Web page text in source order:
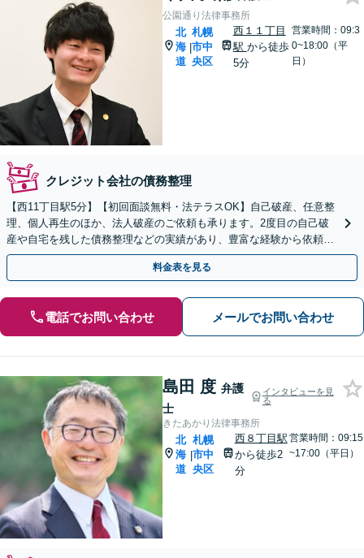
公園通り法律事務所
北
海
道
|
札幌
市中
央区
西１１丁目
駅 から徒歩
5分
営業時間：09:3
0~18:00（平
日）
クレジット会社の債務整理
【西11丁目駅5分】【初回面談無料・法テラスOK】自己破産、任意整
理、個人再生のほか、法人破産のご依頼も承ります。2度目の自己破
産や自宅を残した債務整理などの実績があり、豊富な経験から依頼者
さまに合わせた解決策を提案【即日／夜間休日対応】
料金表を見る
電話でお問い合わせ メールでお問い合わせ
島田 度 弁護
士
インタビューを見
る
きたあかり法律事務所
北
海
道
|
札幌
市中
央区
西８丁目駅
から徒歩2
分
営業時間：09:15
~17:00（平日）